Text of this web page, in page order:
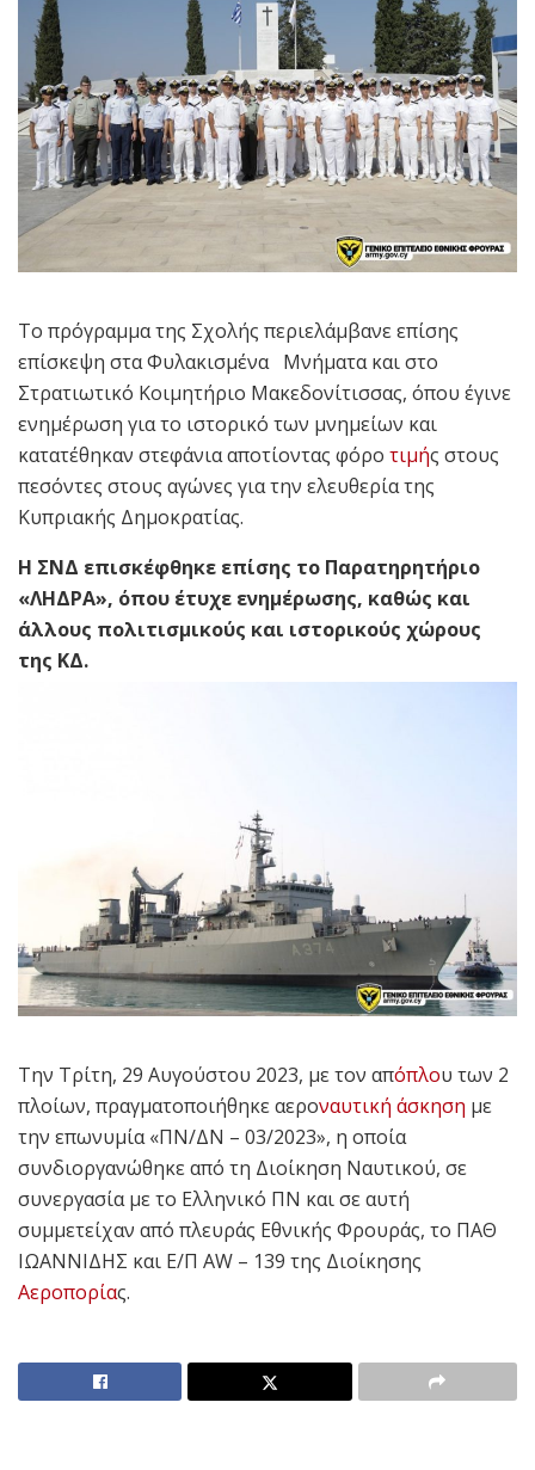
Το πρόγραμμα της Σχολής περιελάμβανε επίσης
επίσκεψη στα Φυλακισμένα Μνήματα και στο
Στρατιωτικό Κοιμητήριο Μακεδονίτισσας, όπου έγινε
ενημέρωση για το ιστορικό των μνημείων και
κατατέθηκαν στεφάνια αποτίοντας φόρο τιμής στους
πεσόντες στους αγώνες για την ελευθερία της
Κυπριακής Δημοκρατίας.
Η ΣΝΔ επισκέφθηκε επίσης το Παρατηρητήριο
«ΛΗΔΡΑ», όπου έτυχε ενημέρωσης, καθώς και
άλλους πολιτισμικούς και ιστορικούς χώρους
της ΚΔ.
Την Τρίτη, 29 Αυγούστου 2023, με τον απόπλου των 2
πλοίων, πραγματοποιήθηκε αεροναυτική άσκηση με
την επωνυμία «ΠΝ/ΔΝ – 03/2023», η οποία
συνδιοργανώθηκε από τη Διοίκηση Ναυτικού, σε
συνεργασία με το Ελληνικό ΠΝ και σε αυτή
συμμετείχαν από πλευράς Εθνικής Φρουράς, το ΠΑΘ
ΙΩΑΝΝΙΔΗΣ και Ε/Π AW – 139 της Διοίκησης
Αεροπορίας.